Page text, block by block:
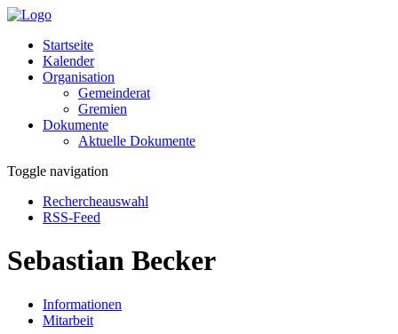
Startseite
Kalender
Organisation
Gemeinderat
Gremien
Dokumente
Aktuelle Dokumente
Toggle navigation
Rechercheauswahl
RSS-Feed
Sebastian Becker
Informationen
Mitarbeit